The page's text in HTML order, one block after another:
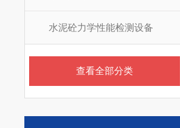
水泥砼力学性能检测设备
查看全部分类